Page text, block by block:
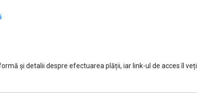
și detalii despre efectuarea plății, iar link-ul de acces îl veți